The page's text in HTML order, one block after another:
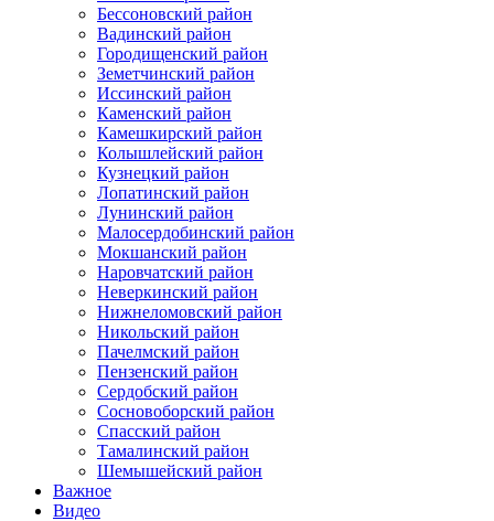
Бессоновский район
Вадинский район
Городищенский район
Земетчинский район
Иссинский район
Каменский район
Камешкирский район
Колышлейский район
Кузнецкий район
Лопатинский район
Лунинский район
Малосердобинский район
Мокшанский район
Наровчатский район
Неверкинский район
Нижнеломовский район
Никольский район
Пачелмский район
Пензенский район
Сердобский район
Сосновоборский район
Спасский район
Тамалинский район
Шемышейский район
Важное
Видео